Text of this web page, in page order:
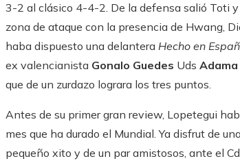
3-2 al clásico 4-4-2. De la defensa salió Toti
zona de ataque con la presencia de Hwang,
haba dispuesto una delantera Hecho en
ex valencianista Gonalo Guedes Uds
que de un zurdazo lograra los tres puntos.
Antes de su primer gran review, Lopetegui
mes que ha durado el Mundial. Ya disfrut de
pequeño xito y de un par amistosos, ante el